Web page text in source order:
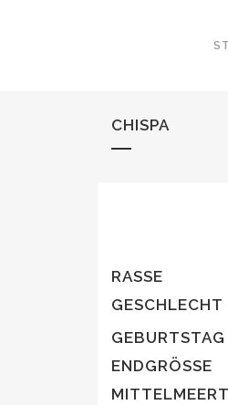
CHISPA
RASSE
GESCHLECHT
GEBURTSTAG
ENDGRÖSSE